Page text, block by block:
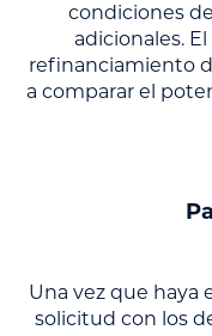
condiciones
adicionales.
refinanciamiento
a comparar el
Una vez que haya
solicitud con los